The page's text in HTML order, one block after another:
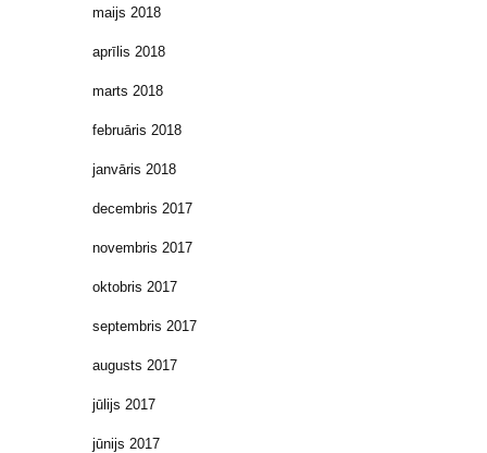
maijs 2018
aprīlis 2018
marts 2018
februāris 2018
janvāris 2018
decembris 2017
novembris 2017
oktobris 2017
septembris 2017
augusts 2017
jūlijs 2017
jūnijs 2017